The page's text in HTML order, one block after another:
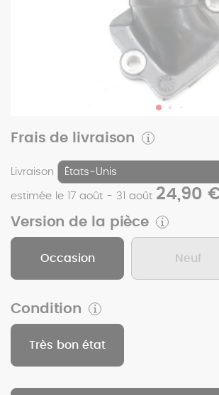
Frais de livraison
Livraison
estimée le 17 août - 31 août 24,90
Version de la pièce
Occasion Neuf
Condition
Très bon état